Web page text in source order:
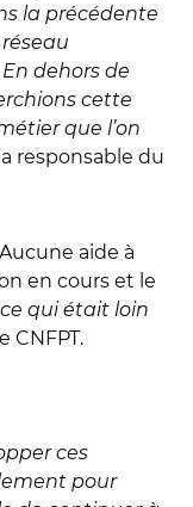
la précédente
dehors de
cette
que l’on
responsable du
aide à
en cours et le
ce qui était loin
CNFPT.
ces
pour